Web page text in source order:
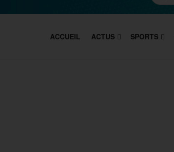
ACCUEIL ACTUS SPORTS